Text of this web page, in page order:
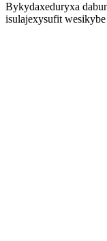
Bykydaxeduryxa
isulajexysufit